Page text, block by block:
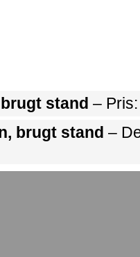
stand –
brugt stand –